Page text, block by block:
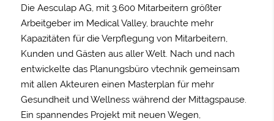
Die Aesculap AG, mit 3.600 Mitarbeitern größter
Arbeitgeber im Medical Valley, brauchte mehr
Kapazitäten für die Verpflegung von Mitarbeitern,
Kunden und Gästen aus aller Welt. Nach und nach
entwickelte das Planungsbüro vtechnik gemeinsam
mit allen Akteuren einen Masterplan für mehr
Gesundheit und Wellness während der Mittagspause.
Ein spannendes Projekt mit neuen Wegen,